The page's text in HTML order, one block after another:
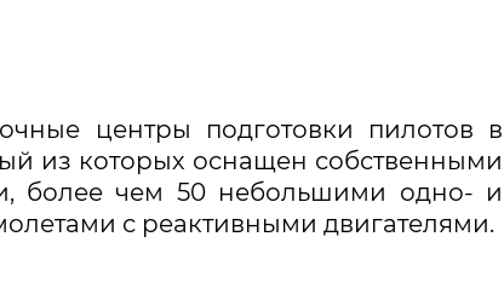
центры подготовки пилотов в
из которых оснащен собственными
более чем 50 небольшими одно- и
с реактивными двигателями.